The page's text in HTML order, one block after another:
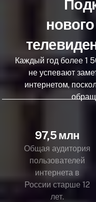
Каждый год более 1
не успевают
интернетом,
97,5 млн
Общая аудитория
пользователей
интернета в
России старше 12
лет.